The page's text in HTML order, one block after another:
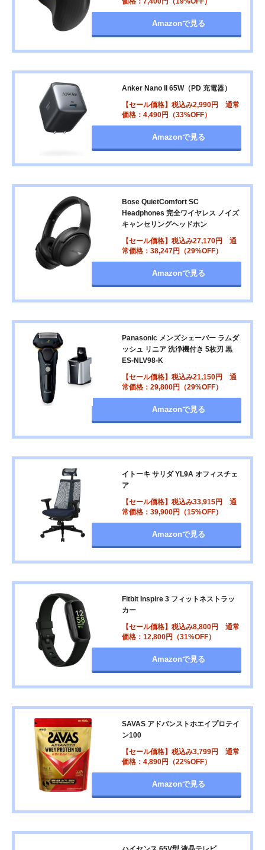
Amazonで見る
Anker Nano II 65W（PD 充電器）
【セール価格】税込み2,990円 通常
価格：4,490円（33%OFF）
Amazonで見る
Bose QuietComfort SC
Headphones 完全ワイヤレス ノイズ
キャンセリングヘッドホン
【セール価格】税込み27,170円 通
常価格：38,247円（29%OFF）
Amazonで見る
Panasonic メンズシェーバー ラムダ
ッシュ リニア 洗浄機付き 5枚刃 黒
ES-NLV98-K
【セール価格】税込み21,150円 通
常価格：29,800円（29%OFF）
Amazonで見る
イトーキ サリダ YL9A オフィスチェ
ア
【セール価格】税込み33,915円 通
常価格：39,900円（15%OFF）
Amazonで見る
Fitbit Inspire 3 フィットネストラッ
カー
【セール価格】税込み8,800円 通常
価格：12,800円（31%OFF）
Amazonで見る
SAVAS アドバンストホエイプロテイ
ン100
【セール価格】税込み3,799円 通常
価格：4,890円（22%OFF）
Amazonで見る
ハイセンス 65V型 液晶テレビ